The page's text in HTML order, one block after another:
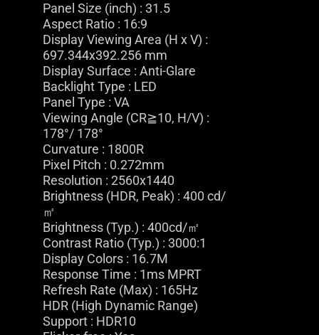
Panel Size (inch) : 31.5
Aspect Ratio : 16:9
Display Viewing Area (H x V) :
697.344x392.256 mm
Display Surface : Anti-Glare
Backlight Type : LED
Panel Type : VA
Viewing Angle (CR≧10, H/V) :
178°/ 178°
Curvature : 1800R
Pixel Pitch : 0.272mm
Resolution : 2560x1440
Brightness (HDR, Peak) : 400 cd/
㎡
Brightness (Typ.) : 400cd/㎡
Contrast Ratio (Typ.) : 3000:1
Display Colors : 16.7M
Response Time : 1ms MPRT
Refresh Rate (Max) : 165Hz
HDR (High Dynamic Range)
Support : HDR10